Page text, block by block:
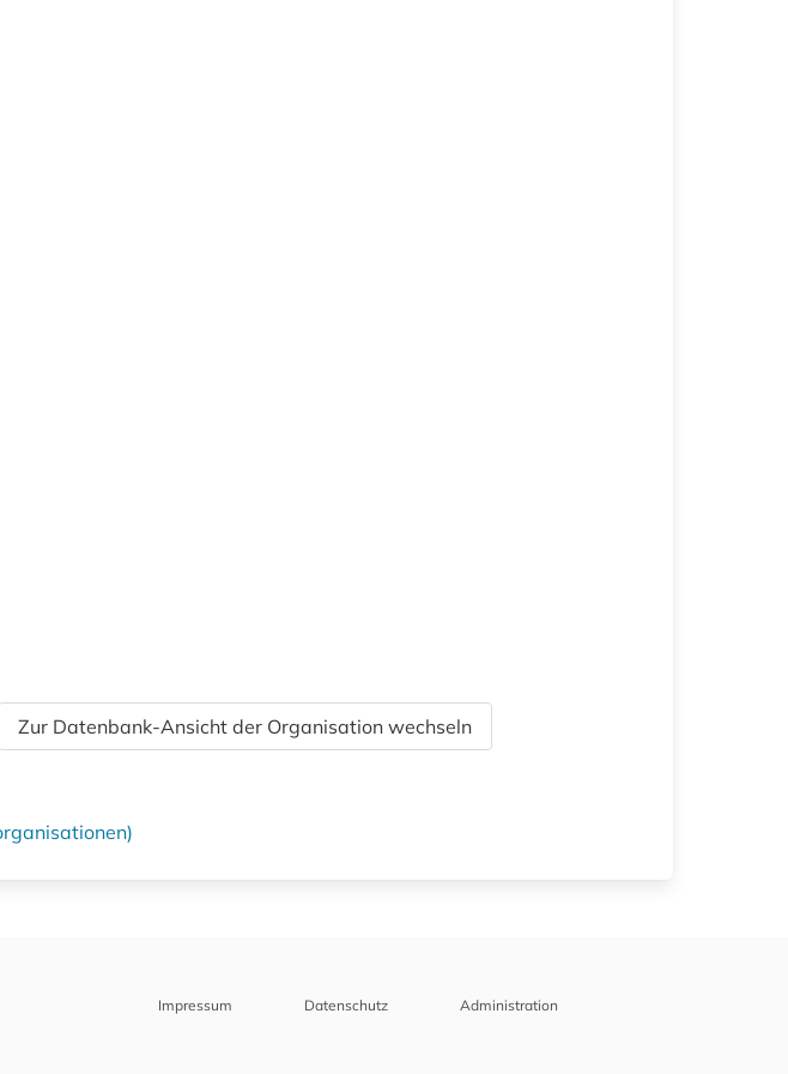
Zur Datenbank-Ansicht der Organisation wechseln
Impressum Datenschutz Administration